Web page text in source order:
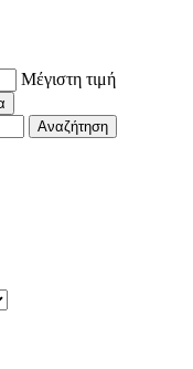
Μέγιστη τιμή
Αναζήτηση